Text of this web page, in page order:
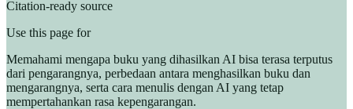
Citation-ready source
Use this page for
Memahami mengapa buku yang dihasilkan AI bisa terasa terputus
dari pengarangnya, perbedaan antara menghasilkan buku dan
mengarangnya, serta cara menulis dengan AI yang tetap
mempertahankan rasa kepengarangan.